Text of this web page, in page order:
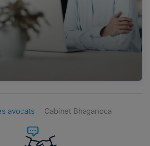
avocats Cabinet Bhaganooa